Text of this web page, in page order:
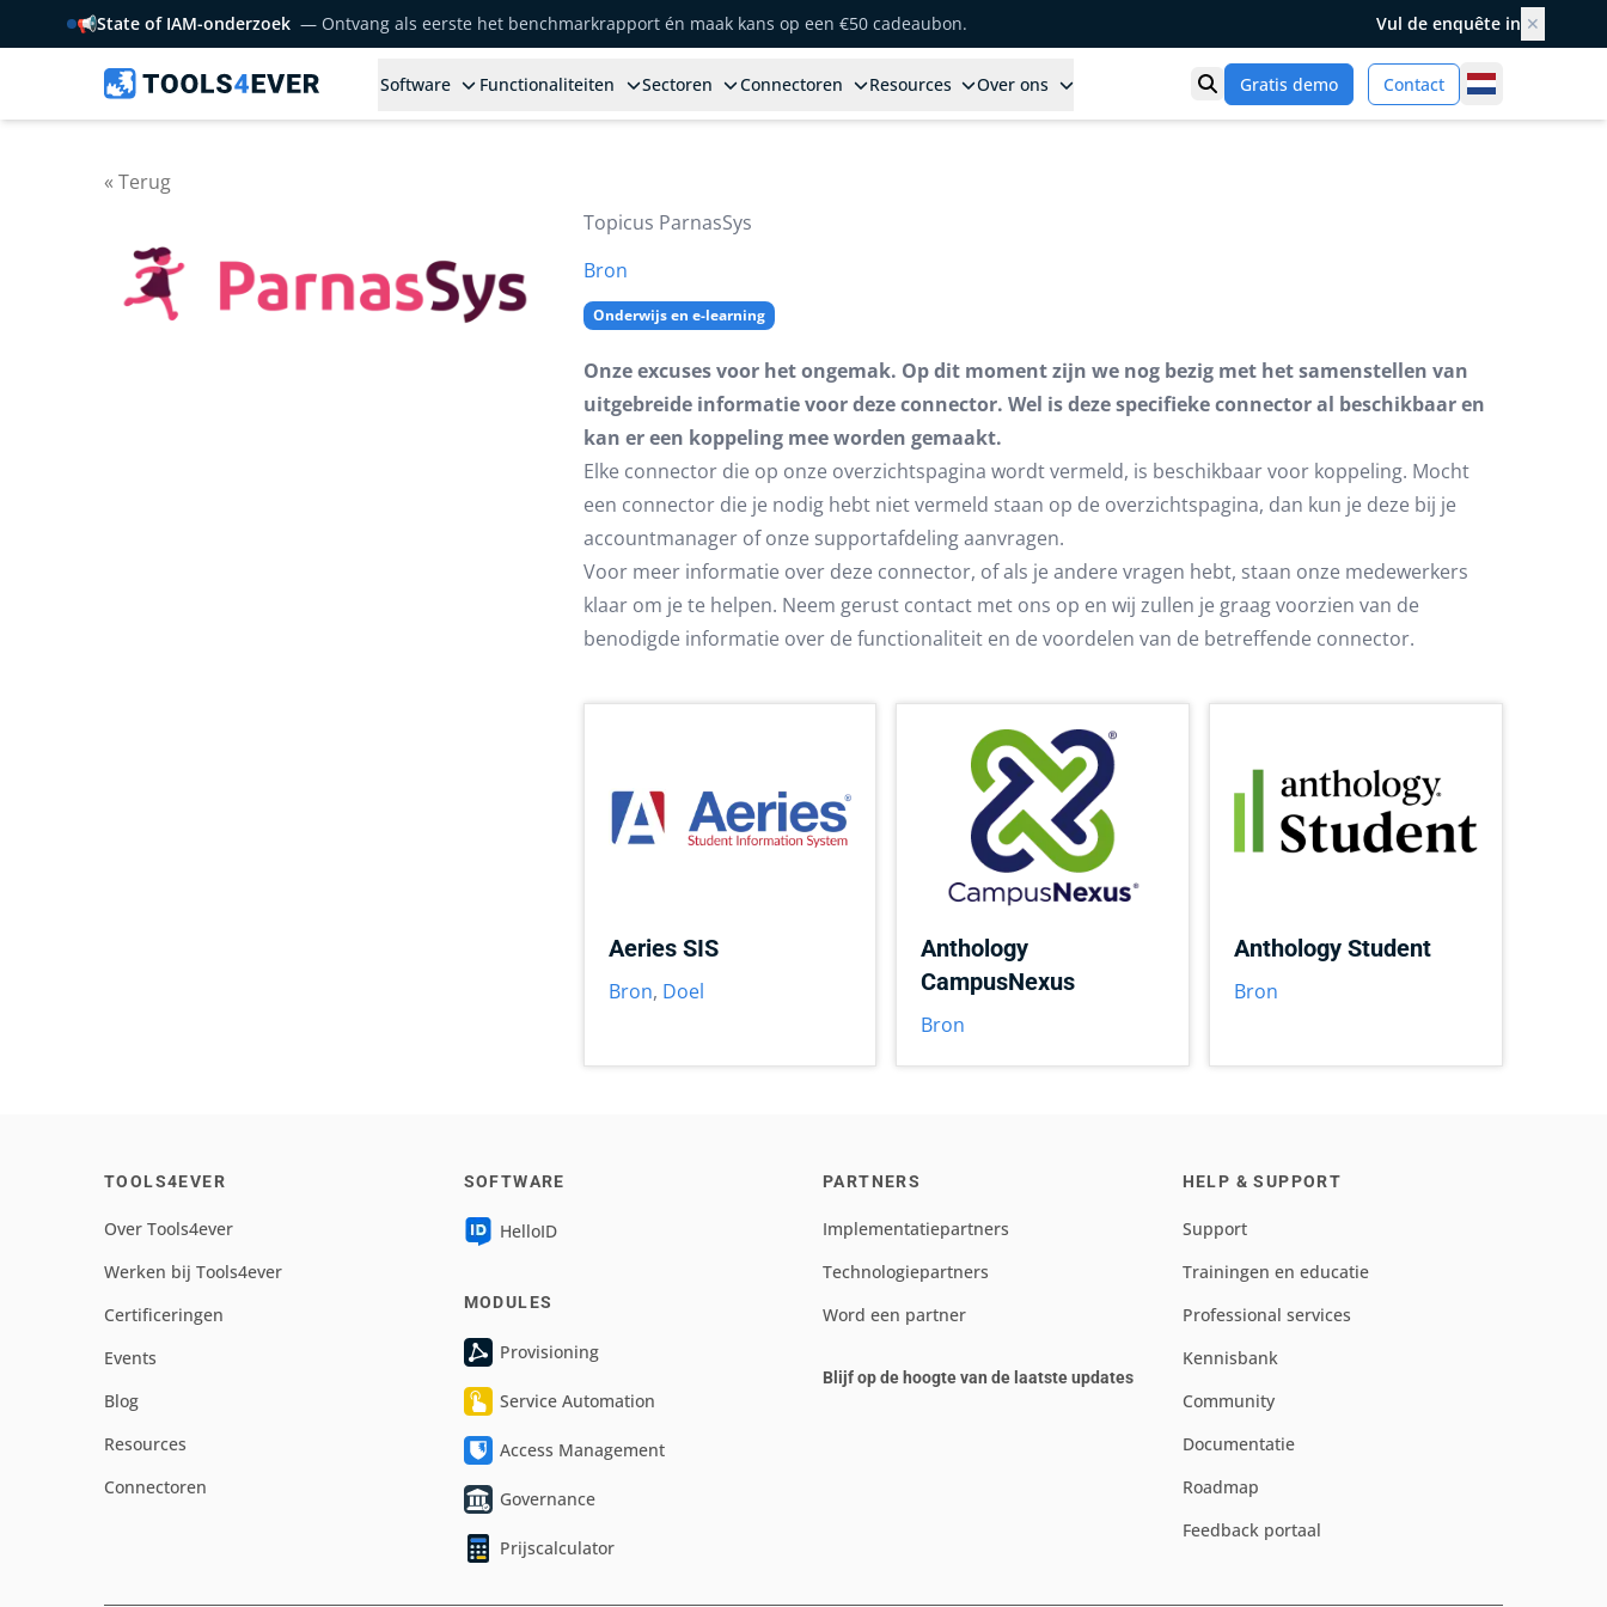
📢State of IAM-onderzoek — Ontvang als eerste het benchmarkrapport én maak kans op een €50 cadeaubon. Vul de enquête in ✕
Software Functionaliteiten Sectoren Connectoren Resources Over ons Toon zoek
Gratis demo Contact Netherlands
« Terug
Topicus ParnasSys
Bron
Onderwijs en e-learning
Onze excuses voor het ongemak. Op dit moment zijn we nog bezig met het samenstellen van
uitgebreide informatie voor deze connector. Wel is deze specifieke connector al beschikbaar en
kan er een koppeling mee worden gemaakt.
Elke connector die op onze overzichtspagina wordt vermeld, is beschikbaar voor koppeling. Mocht
een connector die je nodig hebt niet vermeld staan op de overzichtspagina, dan kun je deze bij je
accountmanager of onze supportafdeling aanvragen.
Voor meer informatie over deze connector, of als je andere vragen hebt, staan onze medewerkers
klaar om je te helpen. Neem gerust contact met ons op en wij zullen je graag voorzien van de
benodigde informatie over de functionaliteit en de voordelen van de betreffende connector.
Aeries SIS
Bron, Doel
Anthology
CampusNexus
Bron
Anthology Student
Bron
TOOLS4EVER
Over Tools4ever
Werken bij Tools4ever
Certificeringen
Events
Blog
Resources
Connectoren
SOFTWARE
HelloID
MODULES
Provisioning
Service Automation
Access Management
Governance
Prijscalculator
PARTNERS
Implementatiepartners
Technologiepartners
Word een partner
Blijf op de hoogte van de laatste updates
HELP & SUPPORT
Support
Trainingen en educatie
Professional services
Kennisbank
Community
Documentatie
Roadmap
Feedback portaal